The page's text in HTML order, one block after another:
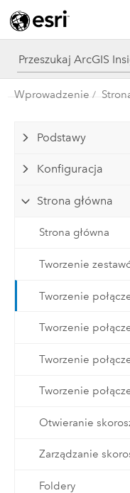
Wprowadzenie
Podstawy
Konfiguracja
Strona główna
Strona główna
Tworzenie
Tworzenie
Tworzenie
Tworzenie
Tworzenie
Otwieranie
Zarządzanie
Foldery